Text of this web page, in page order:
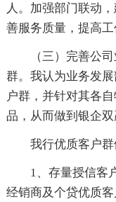
人。加强部门联动
善服务质量，提高工
（三）完善公司
群。我认为业务发
户群，并针对其各
品，从而做到银企双
我行优质客户群
1、存量授信客户
经销商及个贷优质客